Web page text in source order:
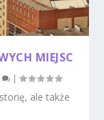
MIEJSC
|
ale także